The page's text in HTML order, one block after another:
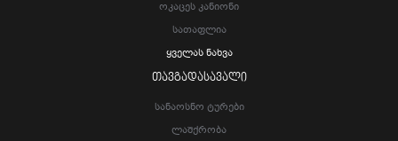
Ოკაცეს Კანიონი
Სათაფლია
Ყველას Ნახვა
ᲗᲐᲕᲒᲐᲓᲐᲡᲐᲕᲐᲚᲘ
Სანაოსნო Ტურები
Ლაშქრობა